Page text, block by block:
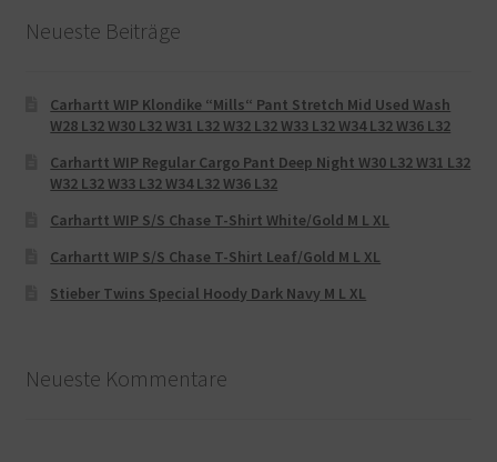
Neueste Beiträge
Carhartt WIP Klondike “Mills“ Pant Stretch Mid Used Wash
W28 L32 W30 L32 W31 L32 W32 L32 W33 L32 W34 L32 W36 L32
Carhartt WIP Regular Cargo Pant Deep Night W30 L32 W31 L32
W32 L32 W33 L32 W34 L32 W36 L32
Carhartt WIP S/S Chase T-Shirt White/Gold M L XL
Carhartt WIP S/S Chase T-Shirt Leaf/Gold M L XL
Stieber Twins Special Hoody Dark Navy M L XL
Neueste Kommentare